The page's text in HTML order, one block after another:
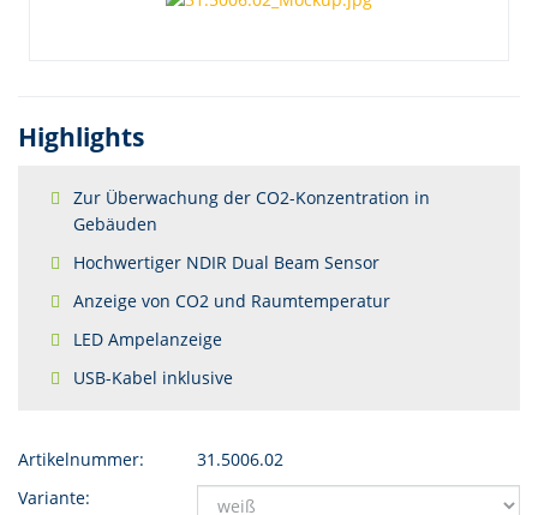
Highlights
Zur Überwachung der CO2-Konzentration in
Gebäuden
Hochwertiger NDIR Dual Beam Sensor
Anzeige von CO2 und Raumtemperatur
LED Ampelanzeige
USB-Kabel inklusive
Artikelnummer:
31.5006.02
Variante: